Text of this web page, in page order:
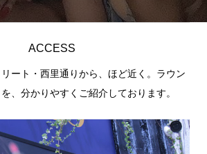
ACCESS
ート・西里通りから、ほど近く。ラウン
、分かりやすくご紹介しております。